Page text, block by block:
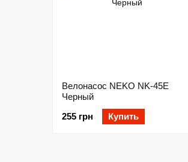
Велонасос NEKO NK-45Е
Черный
255 грн
Купить